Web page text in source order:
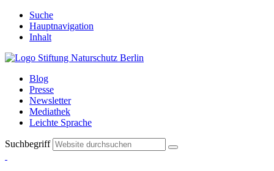
Suche
Hauptnavigation
Inhalt
Blog
Presse
Newsletter
Mediathek
Leichte Sprache
Suchbegriff